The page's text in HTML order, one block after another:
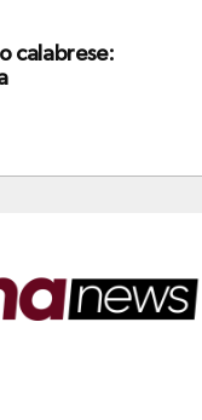
calabrese: